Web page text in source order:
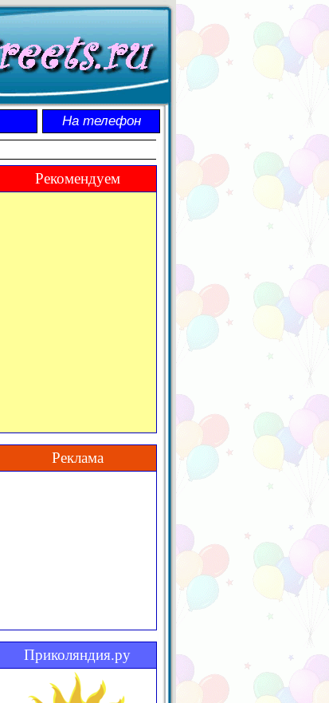
На телефон
Рекомендуем
Реклама
Приколяндия.ру